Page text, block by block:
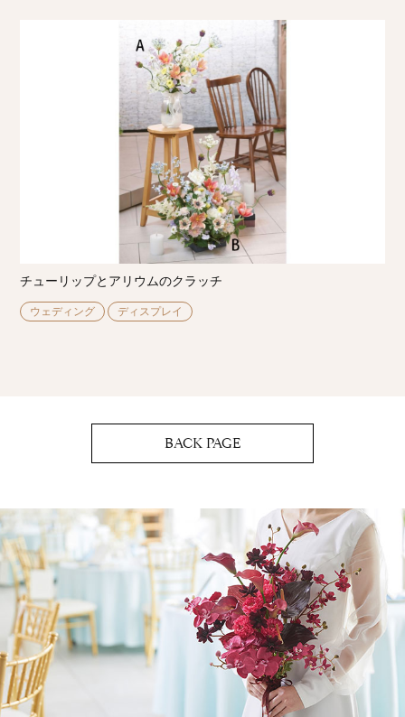
チューリップとアリウムのクラッチ
ウェディング ディスプレイ
BACK PAGE